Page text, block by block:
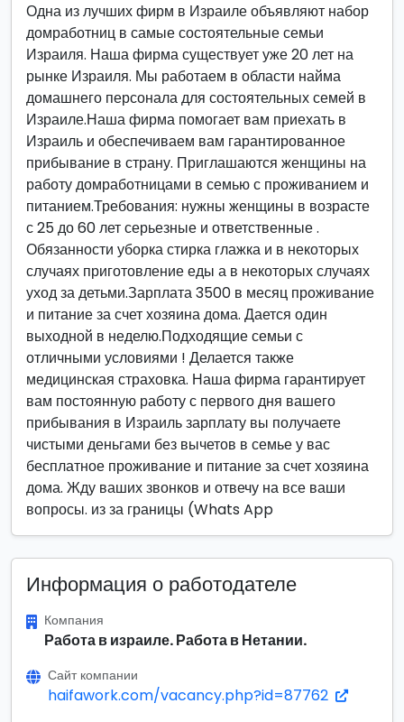
Одна из лучших фирм в Израиле объявляют набор
домработниц в самые состоятельные семьи
Израиля. Наша фирма существует уже 20 лет на
рынке Израиля. Мы работаем в области найма
домашнего персонала для состоятельных семей в
Израиле.Наша фирма помогает вам приехать в
Израиль и обеспечиваем вам гарантированное
прибывание в страну. Приглашаются женщины на
работу домработницами в семью с проживанием и
питанием.Требования: нужны женщины в возрасте
с 25 до 60 лет серьезные и ответственные .
Обязанности уборка стирка глажка и в некоторых
случаях приготовление еды а в некоторых случаях
уход за детьми.Зарплата 3500 в месяц проживание
и питание за счет хозяина дома. Дается один
выходной в неделю.Подходящие семьи с
отличными условиями ! Делается также
медицинская страховка. Наша фирма гарантирует
вам постоянную работу с первого дня вашего
прибывания в Израиль зарплату вы получаете
чистыми деньгами без вычетов в семье у вас
бесплатное проживание и питание за счет хозяина
дома. Жду ваших звонков и отвечу на все ваши
вопросы. из за границы (Whats App
Информация о работодателе
Компания
Работа в израиле. Работа в Нетании.
Сайт компании
haifawork.com/vacancy.php?id=87762